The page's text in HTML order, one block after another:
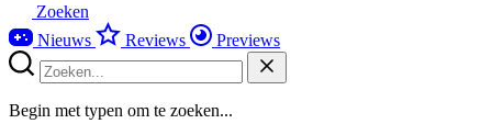
Zoeken
Nieuws
Reviews Previews
Begin met typen om te zoeken...